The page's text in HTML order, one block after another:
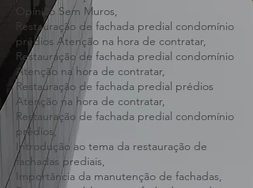
Serviço de restauração de fachada com
Danos,
Restauração de fachada predial condomínio
prédios Atenção na hora de contratar
Opinião Sem Muros,
Restauração de fachada predial condomínio
prédios Atenção na hora de contratar,
Restauração de fachada predial condomínio
Atenção na hora de contratar,
Restauração de fachada predial prédios
Atenção na hora de contratar,
Restauração de fachada predial condomínio